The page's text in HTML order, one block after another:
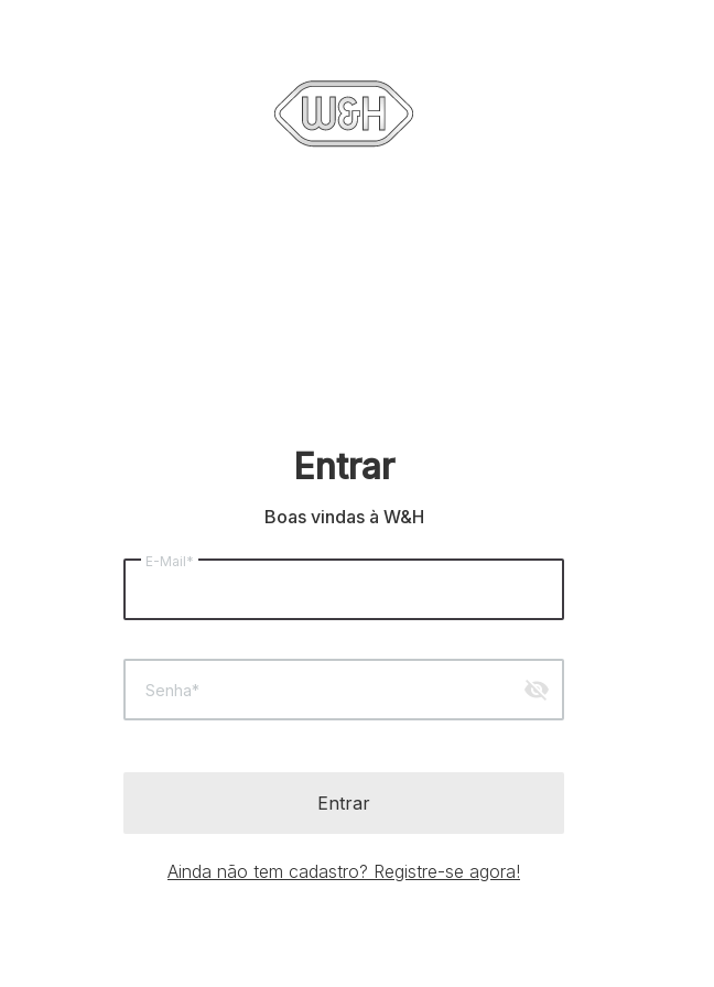
Entrar
Boas vindas à W&H
E-Mail*
Senha* visibility_off
Entrar
Ainda não tem cadastro? Registre-se agora!